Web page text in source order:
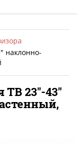
наклонно-
ТВ 23"-43"